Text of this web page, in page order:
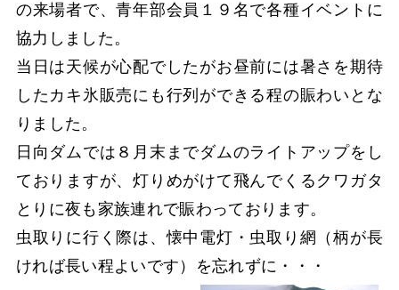
の来場者で、青年部会員１９名で各種イベントに
協力しました。
当日は天候が心配でしたがお昼前には暑さを期待
したカキ氷販売にも行列ができる程の賑わいとな
りました。
日向ダムでは８月末までダムのライトアップをし
ておりますが、灯りめがけて飛んでくるクワガタ
とりに夜も家族連れで賑わっております。
虫取りに行く際は、懐中電灯・虫取り網（柄が長
ければ長い程よいです）を忘れずに・・・